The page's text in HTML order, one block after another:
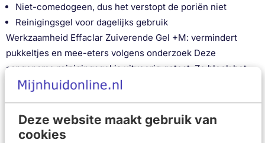
Deze website maakt gebruik van
cookies
Niet-comedogeen, dus het verstopt de poriën niet
Reinigingsgel voor dagelijks gebruik
Werkzaamheid Effaclar Zuiverende Gel +M: vermindert
pukkeltjes en mee-eters volgens onderzoek Deze
aangename reinigingsgel is uitvoerig getest. Zo bleek het
volgende uit onderzoek* met testpersonen: • -16%
puistjes. *Klinische studie onder begeleiding van professor
G.E. Pierard (CHU Liège), 30 patiënten met milde tot matige